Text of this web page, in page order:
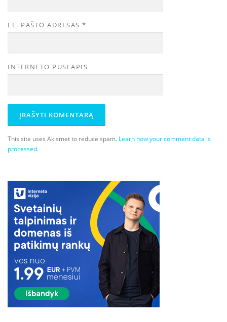
EL. PAŠTO ADRESAS *
INTERNETO PUSLAPIS
This site uses Akismet to reduce spam. Learn how your comment data is
processed.